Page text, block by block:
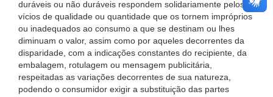
duráveis ou não duráveis respondem solidariamente pelos
vícios de qualidade ou quantidade que os tornem impróprios
ou inadequados ao consumo a que se destinam ou lhes
diminuam o valor, assim como por aqueles decorrentes da
disparidade, com a indicações constantes do recipiente, da
embalagem, rotulagem ou mensagem publicitária,
respeitadas as variações decorrentes de sua natureza,
podendo o consumidor exigir a substituição das partes